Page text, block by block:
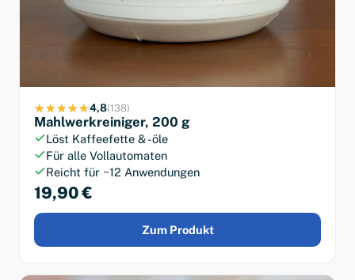
4,8(138)
Mahlwerkreiniger, 200 g
Löst Kaffeefette & -öle
Für alle Vollautomaten
Reicht für ~12 Anwendungen
19,90 €
Zum Produkt